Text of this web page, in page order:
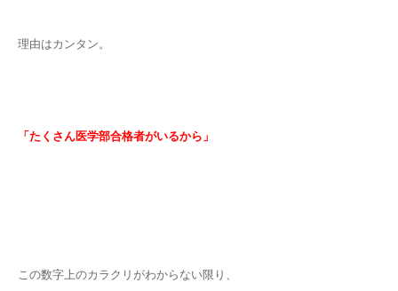
理由はカンタン。
「たくさん医学部合格者がいるから」
この数字上のカラクリがわからない限り、